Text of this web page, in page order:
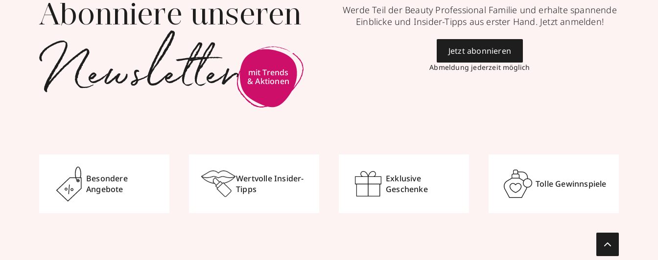
Abonniere unseren
Newsletter
Werde Teil der Beauty Professional Familie und erhalte spannende
Einblicke und Insider-Tipps aus erster Hand. Jetzt anmelden!
Abmeldung jederzeit möglich
Jetzt abonnieren
Besondere
Angebote
Wertvolle Insider-
Tipps
Exklusive
Geschenke
Tolle Gewinnspiele